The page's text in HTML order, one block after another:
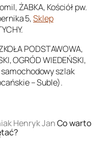
ŻABKA, Kościół pw.
5,Sklep
PODSTAWOWA,
OGRÓD WIEDEŃSKI,
samochodowy szlak
– Suble).
Henryk JanCo warto